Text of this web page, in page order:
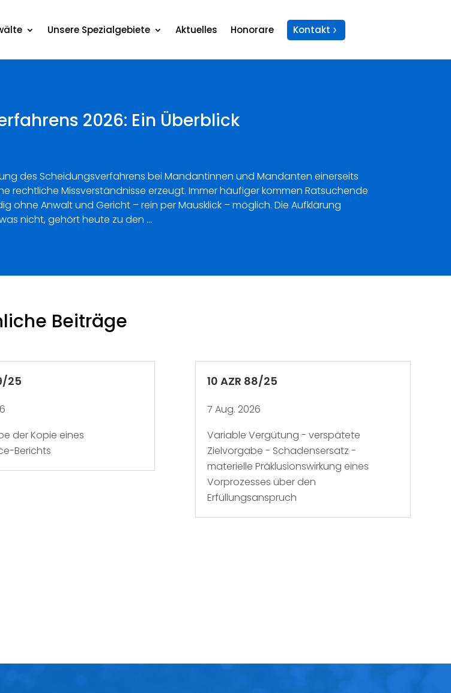
Unsere Spezialgebiete Aktuelles Honorare Kontakt
2026: Ein Überblick
des Scheidungsverfahrens bei Mandantinnen und Mandanten einerseits
rechtliche Missverständnisse erzeugt. Immer häufiger kommen Ratsuchende
ohne Anwalt und Gericht – rein per Mausklick – möglich. Die Aufklärung
nicht, gehört heute zu den …
Beiträge
25
der Kopie eines
Berichts
10 AZR 88/25
7 Aug. 2026
Variable Vergütung - verspätete
Zielvorgabe - Schadensersatz -
materielle Präklusionswirkung eines
Vorprozesses über den
Erfüllungsanspruch